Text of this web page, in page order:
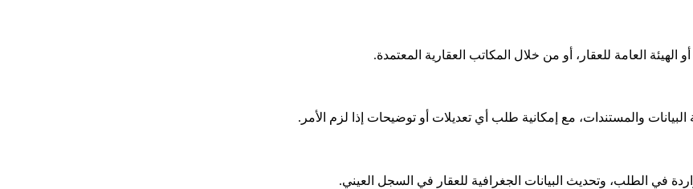
العامة للعقار، أو من خلال المكاتب العقارية المعتمدة.
والمستندات، مع إمكانية طلب أي تعديلات أو توضيحات إذا لزم الأمر.
في الطلب، وتحديث البيانات الجغرافية للعقار في السجل العيني.